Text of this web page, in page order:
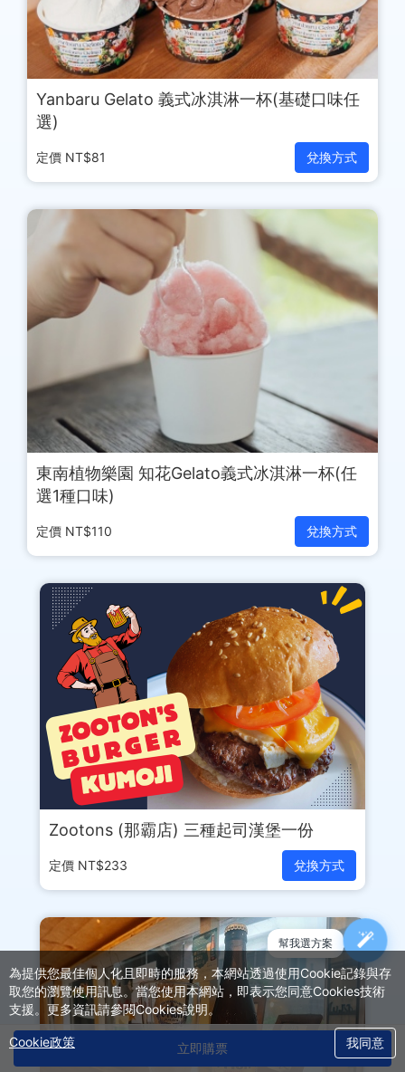
立即購票
Yanbaru Gelato 義式冰淇淋一杯(基礎口味任
選)
定價 NT$81 兌換方式
東南植物樂園 知花Gelato義式冰淇淋一杯(任
選1種口味)
定價 NT$110 兌換方式
Zootons (那霸店) 三種起司漢堡一份
定價 NT$233 兌換方式
幫我選方案
為提供您最佳個人化且即時的服務，本網站透過使用Cookie記錄與存
取您的瀏覽使用訊息。當您使用本網站，即表示您同意Cookies技術
支援。更多資訊請參閱Cookies說明。
我同意
Cookie政策